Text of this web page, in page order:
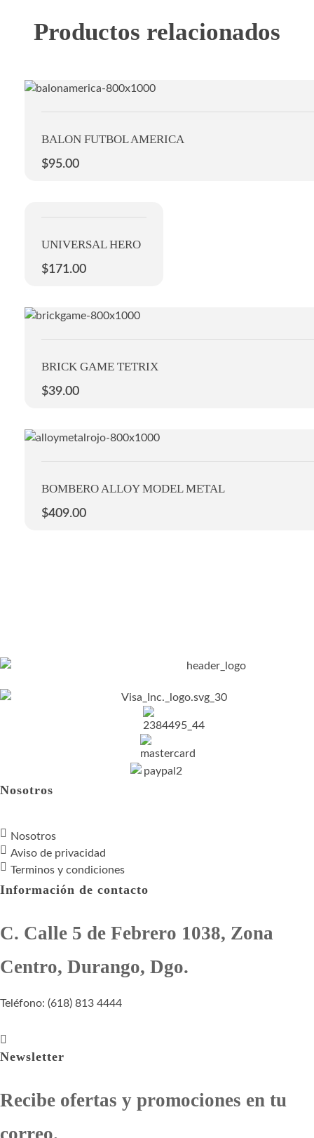
Productos relacionados
BALON FUTBOL AMERICA
$95.00
UNIVERSAL HERO
$171.00
BRICK GAME TETRIX
$39.00
BOMBERO ALLOY MODEL METAL
$409.00
Nosotros
Nosotros
Aviso de privacidad
Terminos y condiciones
Información de contacto
C. Calle 5 de Febrero 1038, Zona
Centro, Durango, Dgo.
Teléfono: (618) 813 4444
Newsletter
Recibe ofertas y promociones en tu